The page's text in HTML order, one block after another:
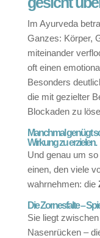
Im Ayurveda
Ganzes: Körper,
miteinander
oft einen
Besonders
die mit gezielter
Blockaden zu
Manchmal genügt
Wirkung zu erzielen.
Und genau um
einen, den viele
wahrnehmen: die
Die Zornesfalte –
Sie liegt
Nasenrücken –